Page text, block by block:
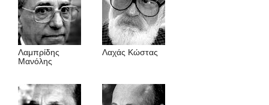
Λαμπρίδης
Mανόλης
Λαχάς Κώστας